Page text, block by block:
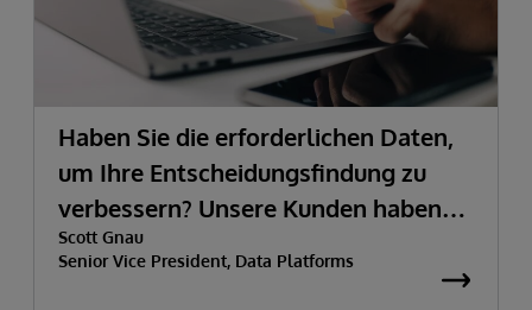
Haben Sie die erforderlichen Daten,
um Ihre Entscheidungsfindung zu
verbessern? Unsere Kunden haben
sie.
Scott Gnau
Senior Vice President, Data Platforms